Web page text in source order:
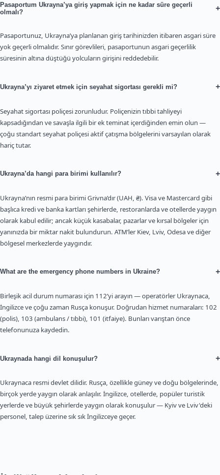
Pasaportum Ukrayna’ya giriş yapmak için ne kadar süre geçerli
olmalı?
+
Pasaportunuz, Ukrayna’ya planlanan giriş tarihinizden itibaren asgari süre
yok geçerli olmalıdır. Sınır görevlileri, pasaportunun asgari geçerlilik
süresinin altına düştüğü yolcuların girişini reddedebilir.
Ukrayna’yı ziyaret etmek için seyahat sigortası gerekli mi? +
Seyahat sigortası poliçesi zorunludur. Poliçenizin tıbbi tahliyeyi
kapsadığından ve savaşla ilgili bir ek teminat içerdiğinden emin olun —
çoğu standart seyahat poliçesi aktif çatışma bölgelerini varsayılan olarak
hariç tutar.
Ukrayna’da hangi para birimi kullanılır? +
Ukrayna’nın resmi para birimi Grivna’dır (UAH, ₴). Visa ve Mastercard gibi
başlıca kredi ve banka kartları şehirlerde, restoranlarda ve otellerde yaygın
olarak kabul edilir; ancak küçük kasabalar, pazarlar ve kırsal bölgeler için
yanınızda bir miktar nakit bulundurun. ATM’ler Kiev, Lviv, Odesa ve diğer
bölgesel merkezlerde yaygındır.
What are the emergency phone numbers in Ukraine? +
Birleşik acil durum numarası için 112’yi arayın — operatörler Ukraynaca,
İngilizce ve çoğu zaman Rusça konuşur. Doğrudan hizmet numaraları: 102
(polis), 103 (ambulans / tıbbi), 101 (itfaiye). Bunları varıştan önce
telefonunuza kaydedin.
Ukraynada hangi dil konuşulur? +
Ukraynaca resmi devlet dilidir. Rusça, özellikle güney ve doğu bölgelerinde,
birçok yerde yaygın olarak anlaşılır. İngilizce, otellerde, popüler turistik
yerlerde ve büyük şehirlerde yaygın olarak konuşulur — Kyiv ve Lviv'deki
personel, talep üzerine sık sık İngilizceye geçer.